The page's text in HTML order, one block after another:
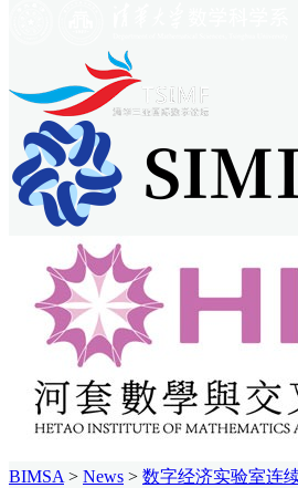
BIMSA > News > 数字经济实验室连